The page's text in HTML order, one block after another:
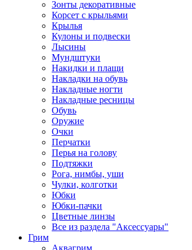
Зонты декоративные
Корсет с крыльями
Крылья
Кулоны и подвески
Лысины
Мундштуки
Накидки и плащи
Накладки на обувь
Накладные ногти
Накладные ресницы
Обувь
Оружие
Очки
Перчатки
Перья на голову
Подтяжки
Рога, нимбы, уши
Чулки, колготки
Юбки
Юбки-пачки
Цветные линзы
Все из раздела "Аксессуары"
Грим
Аквагрим